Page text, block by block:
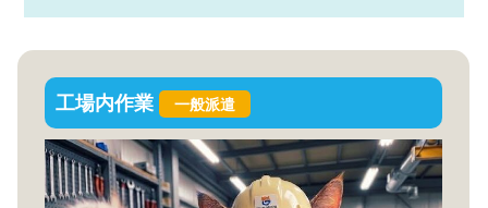
工場内作業 一般派遣